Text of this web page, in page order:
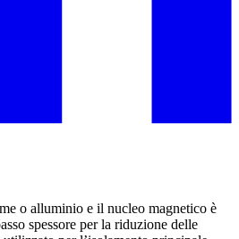
o alluminio e il nucleo magnetico è
spessore per la riduzione delle